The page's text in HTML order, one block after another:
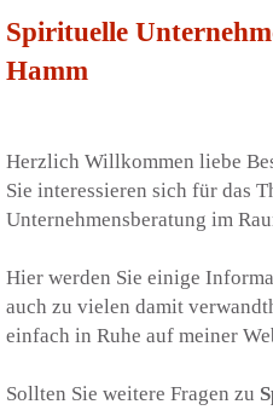
Spirituelle
Hamm
Herzlich Willkommen liebe
Sie interessieren sich für das
Unternehmensberatung im
Hier werden Sie einige
auch zu vielen damit
einfach in Ruhe auf meiner
Sollten Sie weitere Fragen zu